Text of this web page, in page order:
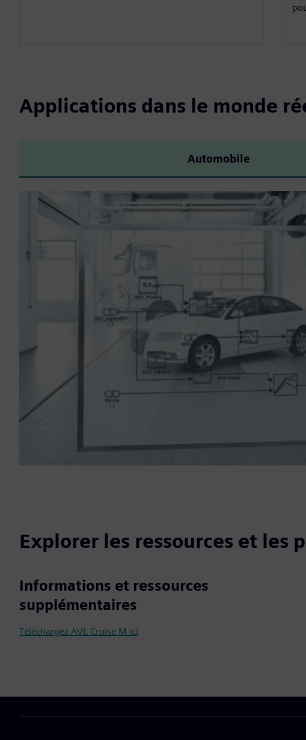
Applications dans le monde
Automobile
Explorer les ressources et les
Informations et ressources
supplémentaires
Téléchargez AVL Cruise M ici